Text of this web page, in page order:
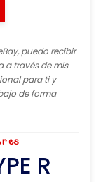
puedo recibir
a través de mis
para ti y
de forma
R